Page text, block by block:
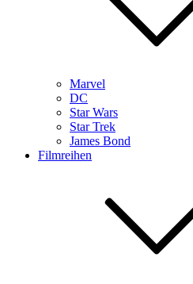
Marvel
DC
Star Wars
Star Trek
James Bond
Filmreihen